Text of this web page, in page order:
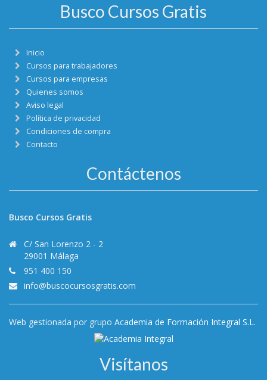
Busco Cursos Gratis
Inicio
Cursos para trabajadores
Cursos para empresas
Quienes somos
Aviso legal
Política de privacidad
Condiciones de compra
Contacto
Contáctenos
Busco Cursos Gratis
C/ San Lorenzo 2 - 2
29001 Málaga
951 400 150
info@buscocursosgratis.com
Web gestionada por grupo Academia de Formación Integral S.L.
Visítanos